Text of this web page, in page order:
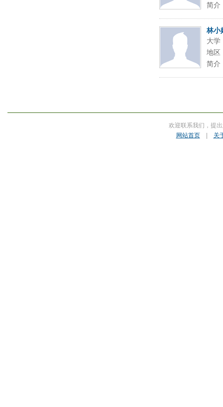
简介
林小
大学
地区
简介
欢迎联系我们，提
网站首页| 关